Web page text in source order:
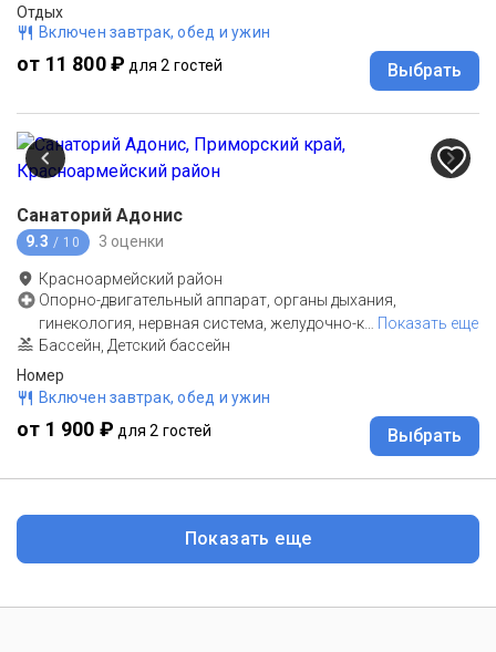
Отдых
Включен завтрак, обед и ужин
от 11 800 ₽ для 2 гостей Выбрать
Санаторий Адонис
9.3 / 10 3 оценки
Красноармейский район
Опорно-двигательный аппарат, органы дыхания,
гинекология, нервная система, желудочно-к
Показать еще
Бассейн, Детский бассейн
Номер
Включен завтрак, обед и ужин
от 1 900 ₽ для 2 гостей Выбрать
Показать еще